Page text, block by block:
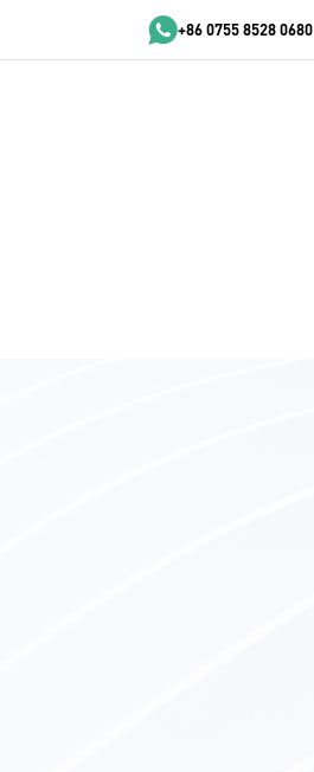
+86 0755 8528 0680